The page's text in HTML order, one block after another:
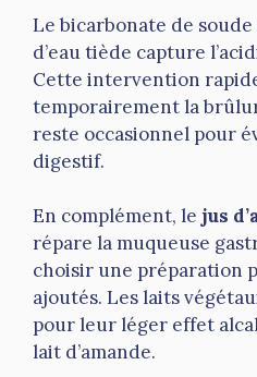
Le bicarbonate de
d’eau tiède capture
Cette intervention
temporairement la
reste occasionnel pour
digestif.
En complément, le jus
répare la muqueuse
choisir une préparation
ajoutés. Les laits
pour leur léger effet
lait d’amande.